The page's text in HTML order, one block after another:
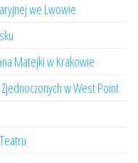
we Lwowie
Matejki w Krakowie
w West Point